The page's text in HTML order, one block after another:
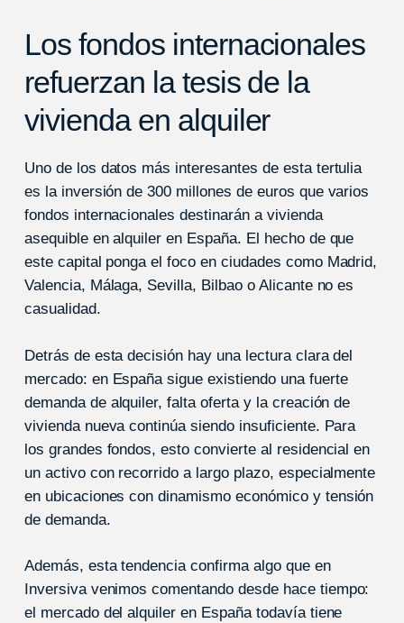
Los fondos internacionales
refuerzan la tesis de la
vivienda en alquiler
Uno de los datos más interesantes de esta tertulia
es la inversión de 300 millones de euros que varios
fondos internacionales destinarán a vivienda
asequible en alquiler en España. El hecho de que
este capital ponga el foco en ciudades como Madrid,
Valencia, Málaga, Sevilla, Bilbao o Alicante no es
casualidad.
Detrás de esta decisión hay una lectura clara del
mercado: en España sigue existiendo una fuerte
demanda de alquiler, falta oferta y la creación de
vivienda nueva continúa siendo insuficiente. Para
los grandes fondos, esto convierte al residencial en
un activo con recorrido a largo plazo, especialmente
en ubicaciones con dinamismo económico y tensión
de demanda.
Además, esta tendencia confirma algo que en
Inversiva venimos comentando desde hace tiempo:
el mercado del alquiler en España todavía tiene